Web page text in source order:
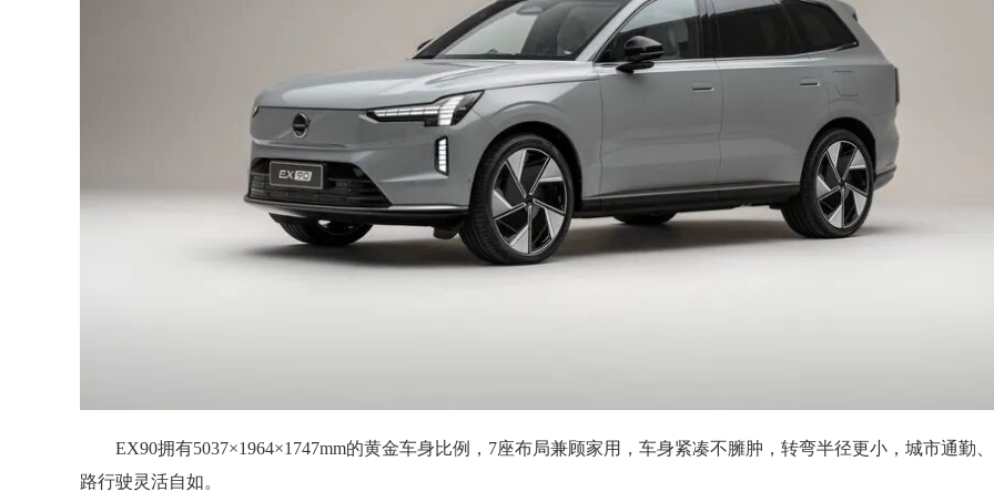
EX90拥有5037×1964×1747mm的黄金车身比例，7座布局兼顾家用，车身紧凑不臃肿，转弯半径更小，城市通勤
路行驶灵活自如。